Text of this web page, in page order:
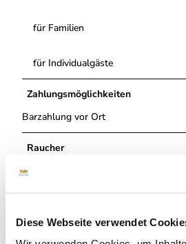
Diese Webseite verwendet
für Familien
für Individualgäste
Zahlungsmöglichkeiten
Barzahlung vor Ort
Raucher